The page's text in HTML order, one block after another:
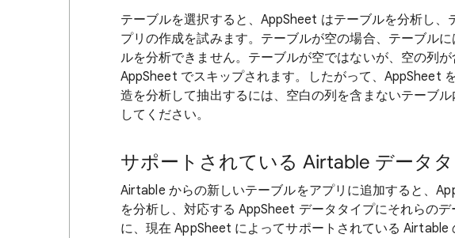
テーブルを選択すると、AppSheet はテーブルを分析し
プリの作成を試みます。テーブルが空の場合、テーブル
ルを分析できません。テーブルが空ではないが、空の列
AppSheet でスキップされます。したがって、AppSheet
造を分析して抽出するには、空白の列を含まないテーブ
してください。
サポートされている Airtable データ
Airtable からの新しいテーブルをアプリに追加すると、
を分析し、対応する AppSheet データタイプにそれらの
に、現在 AppSheet によってサポートされている